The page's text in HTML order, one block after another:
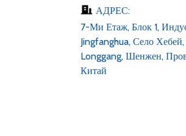
АДРЕС:
7-Ми Етаж, Блок 1,
Jingfanghua, Село
Longgang, Шенжен,
Китай